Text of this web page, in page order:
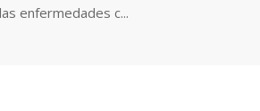
enfermedades c...